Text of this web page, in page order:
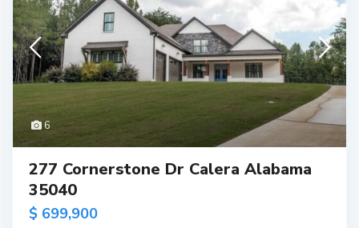
6
277 Cornerstone Dr Calera Alabama
35040
$ 699,900